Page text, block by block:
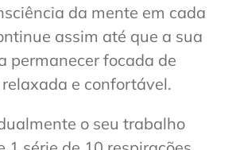
da mente em cada
assim até que a sua
permanecer focada de
e confortável.
o seu trabalho